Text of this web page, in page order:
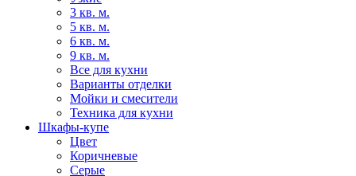
3 кв. м.
5 кв. м.
6 кв. м.
9 кв. м.
Все для кухни
Варианты отделки
Мойки и смесители
Техника для кухни
Шкафы-купе
Цвет
Коричневые
Серые